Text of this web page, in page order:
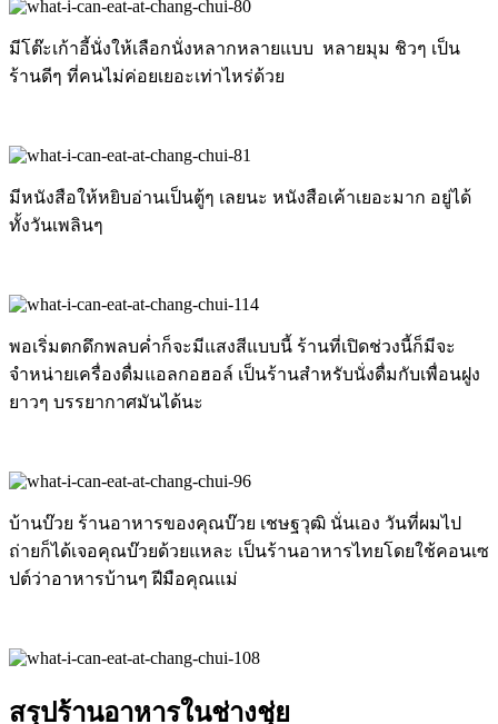
มีโต๊ะเก้าอี้นั่งให้เลือกนั่งหลากหลายแบบ หลายมุม ชิวๆ เป็น
ร้านดีๆ ที่คนไม่ค่อยเยอะเท่าไหร่ด้วย
มีหนังสือให้หยิบอ่านเป็นตู้ๆ เลยนะ หนังสือเค้าเยอะมาก อยู่ได้
ทั้งวันเพลินๆ
พอเริ่มตกดึกพลบค่ำก็จะมีแสงสีแบบนี้ ร้านที่เปิดช่วงนี้ก็มีจะ
จำหน่ายเครื่องดื่มแอลกอฮอล์ เป็นร้านสำหรับนั่งดื่มกับเพื่อนฝูง
ยาวๆ บรรยากาศมันได้นะ
บ้านบ๊วย ร้านอาหารของคุณบ๊วย เชษฐวุฒิ นั่นเอง วันที่ผมไป
ถ่ายก็ได้เจอคุณบ๊วยด้วยแหละ เป็นร้านอาหารไทยโดยใช้คอนเซ
ปต์ว่าอาหารบ้านๆ ฝีมือคุณแม่
สรุปร้านอาหารในช่างชุ่ย